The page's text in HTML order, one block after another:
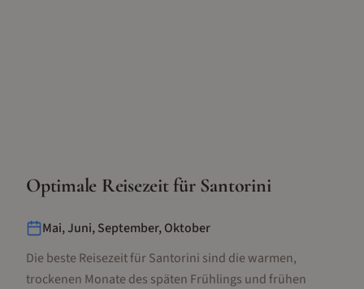
Optimale Reisezeit für Santorini
Mai, Juni, September, Oktober
Die beste Reisezeit für Santorini sind die warmen,
trockenen Monate des späten Frühlings und frühen